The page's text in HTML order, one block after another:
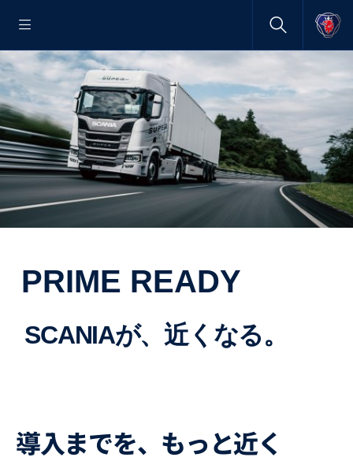
PRIME READY
SCANIAが、近くなる。
導入までを、もっと近く